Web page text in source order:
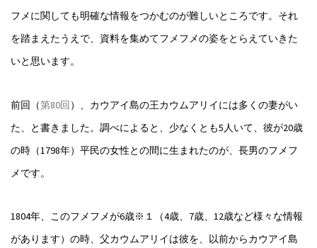
フメに関しても明確な情報をつかむのが難しいところです。それ
を踏まえたうえで、資料を集めてフメフメの姿をとらえていきた
いと思います。
前回（第80回）、カウアイ島の王カウムアリイには多くの妻がい
た、と書きました。調べによると、少なくとも5人いて、彼が20歳
の時（1798年）平民の女性との間に生まれたのが、長男のフメフ
メです。
1804年、このフメフメが6歳※１（4歳、7歳、12歳など様々な情報
があります）の時、父カウムアリイは彼を、以前からカウアイ島